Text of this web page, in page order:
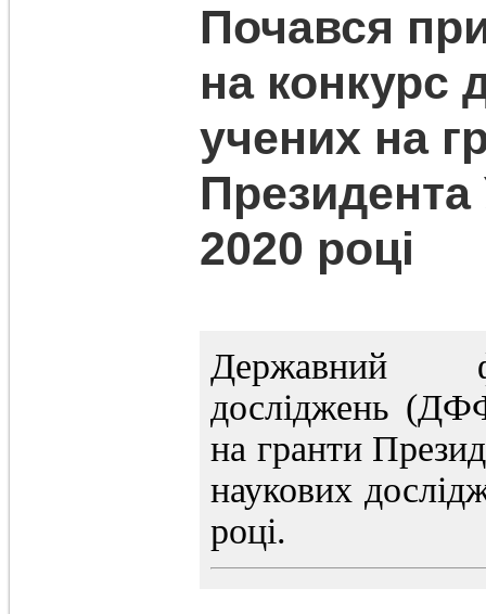
Почався
на конкурс
учених на
Президента
2020 році
Державний
досліджень
на гранти
наукових
році.